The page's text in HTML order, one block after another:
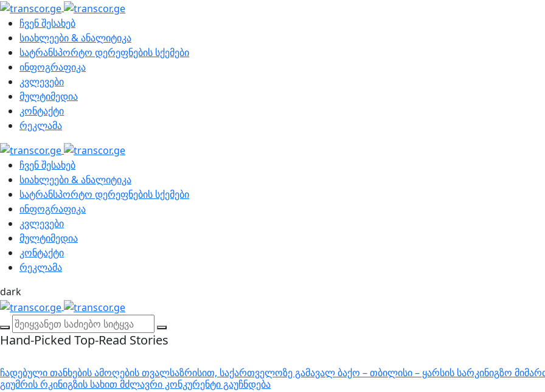
ჩვენ შესახებ
სიახლეები & ანალიტიკა
სატრანსპორტო დერეფნების სქემები
ინფოგრაფიკა
კვლევები
მულტიმედია
კონტაქტი
რეკლამა
ჩვენ შესახებ
სიახლეები & ანალიტიკა
სატრანსპორტო დერეფნების სქემები
ინფოგრაფიკა
კვლევები
მულტიმედია
კონტაქტი
რეკლამა
dark
Hand-Picked Top-Read Stories
ჩადებული თანხების ამოღების თვალსაზრისით, საქართველოზე გამავალ ბაქო – თბილისი – ყარსის სარკინიგზო
გიუმრის რკინიგზის სახით მძლავრი კონკურენტი გაუჩნდება